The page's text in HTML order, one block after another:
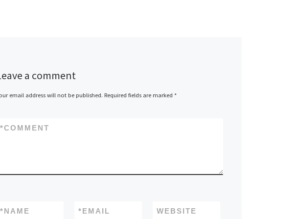
a comment
email address will not be published. Required fields are marked *
COMMENT
*
NAME
* EMAIL
* WEBSITE